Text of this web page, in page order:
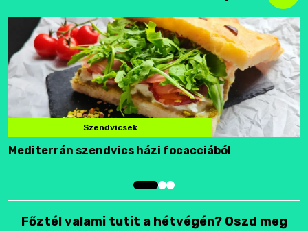
Szendvicsek
Mediterrán szendvics házi focacciából
Főztél valami tutit a hétvégén? Oszd meg